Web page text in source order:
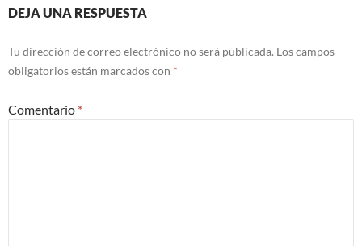
DEJA UNA RESPUESTA
Tu dirección de correo electrónico no será publicada. Los campos
obligatorios están marcados con *
Comentario *